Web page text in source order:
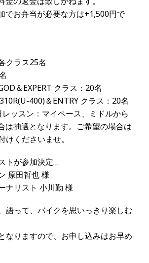
でお弁当が必要な方は+1,500円で
クラス25名
＆EXPERT クラス：20名
＆ENTRY クラス：20名
ッスン：マイペース、ミドルから
は抽選となります。ご希望の場合は
けくださいませ。
トが参加決定…
原田哲也 様
ナリスト 小川勤 様
語って、バイクを思いっきり楽しむ
なりますので、お申し込みはお早め